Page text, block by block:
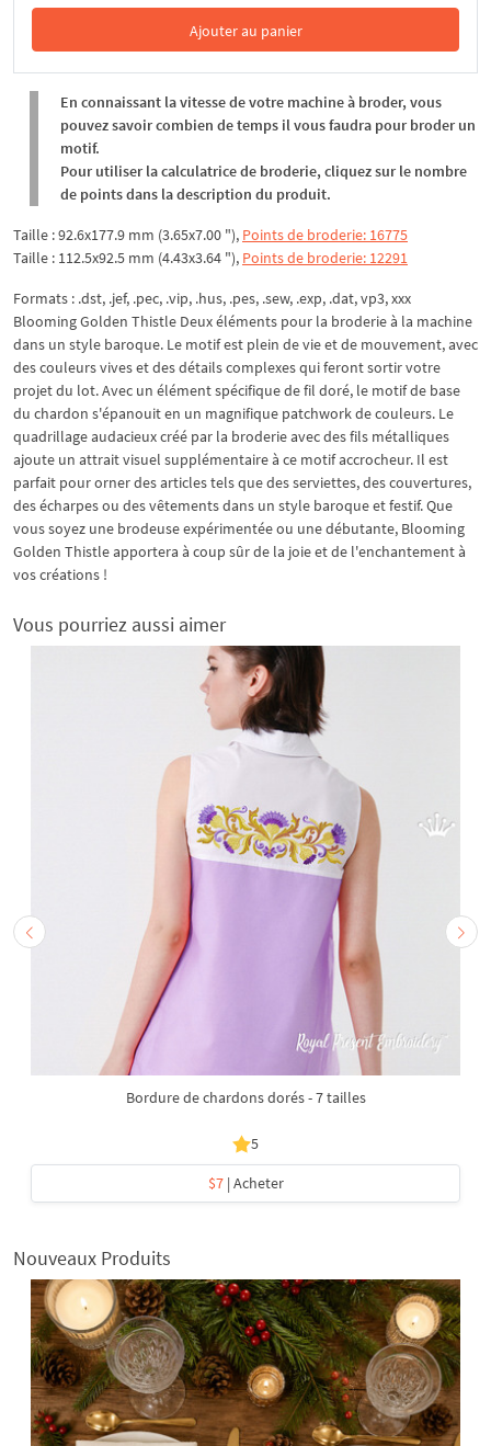
Ajouter au panier
Dans le panier
En connaissant la vitesse de votre machine à broder, vous
pouvez savoir combien de temps il vous faudra pour broder un
motif.
Pour utiliser la calculatrice de broderie, cliquez sur le nombre
de points dans la description du produit.
Taille : 92.6x177.9 mm (3.65x7.00 "), Points de broderie: 16775
Taille : 112.5x92.5 mm (4.43x3.64 "), Points de broderie: 12291
Formats : .dst, .jef, .pec, .vip, .hus, .pes, .sew, .exp, .dat, vp3, xxx
Blooming Golden Thistle Deux éléments pour la broderie à la machine
dans un style baroque. Le motif est plein de vie et de mouvement, avec
des couleurs vives et des détails complexes qui feront sortir votre
projet du lot. Avec un élément spécifique de fil doré, le motif de base
du chardon s'épanouit en un magnifique patchwork de couleurs. Le
quadrillage audacieux créé par la broderie avec des fils métalliques
ajoute un attrait visuel supplémentaire à ce motif accrocheur. Il est
parfait pour orner des articles tels que des serviettes, des couvertures,
des écharpes ou des vêtements dans un style baroque et festif. Que
vous soyez une brodeuse expérimentée ou une débutante, Blooming
Golden Thistle apportera à coup sûr de la joie et de l'enchantement à
vos créations !
Vous pourriez aussi aimer
Bordure de chardons dorés - 7 tailles
5
$7| Acheter
Nouveaux Produits